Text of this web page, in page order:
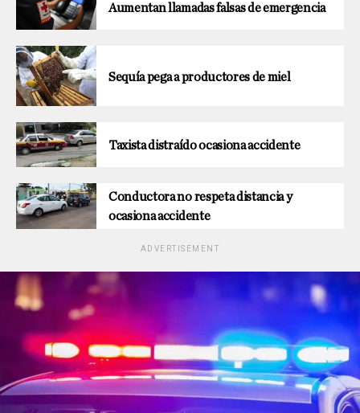
Aumentan llamadas falsas de emergencia
Sequía pega a productores de miel
Taxista distraído ocasiona accidente
Conductora no respeta distancia y
ocasiona accidente
ADVERTISEMENT